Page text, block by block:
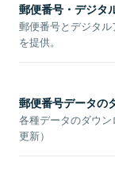
郵便番号・デジタ
郵便番号とデジタ
を提供。
郵便番号データの
各種データのダウ
更新）